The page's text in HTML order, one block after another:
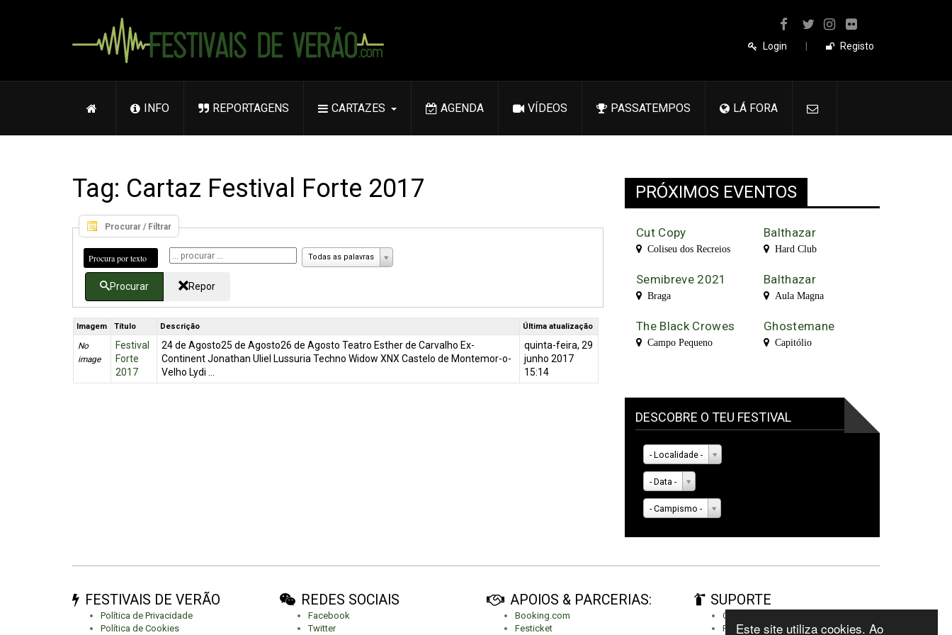
Este site utiliza cookies. Ao
Login Registo
INFO REPORTAGENS CARTAZES AGENDA VÍDEOS PASSATEMPOS LÁ FORA
Tag: Cartaz Festival Forte 2017
Procurar / Filtrar
Procura por texto Todas as palavras
Procurar Repor
Imagem Título Descrição Última atualização
No
image
Festival
Forte
2017
24 de Agosto25 de Agosto26 de Agosto Teatro Esther de Carvalho Ex-
Continent Jonathan Uliel Lussuria Techno Widow XNX Castelo de Montemor-o-
Velho Lydi ...
quinta-feira, 29
junho 2017
15:14
PRÓXIMOS EVENTOS
Cut Copy
Coliseu dos Recreios
Balthazar
Hard Club
Semibreve 2021
Braga
Balthazar
Aula Magna
The Black Crowes
Campo Pequeno
Ghostemane
Capitólio
DESCOBRE O TEU FESTIVAL
- Localidade -
- Data -
- Campismo -
FESTIVAIS DE VERÃO
Política de Privacidade
Política de Cookies
REDES SOCIAIS
Facebook
Twitter
APOIOS & PARCERIAS:
Booking.com
Festicket
SUPORTE
Criar conta
Fazer autenticação